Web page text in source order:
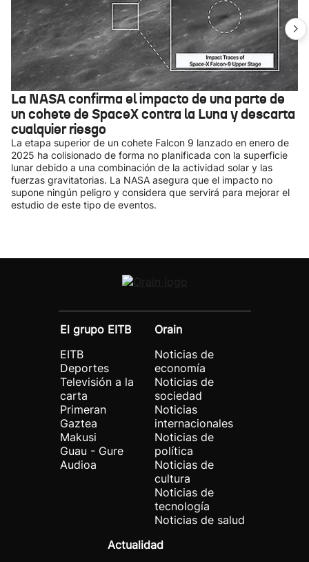
La NASA confirma el impacto de una parte de
un cohete de SpaceX contra la Luna y descarta
cualquier riesgo
La etapa superior de un cohete Falcon 9 lanzado en enero de
2025 ha colisionado de forma no planificada con la superficie
lunar debido a una combinación de la actividad solar y las
fuerzas gravitatorias. La NASA asegura que el impacto no
supone ningún peligro y considera que servirá para mejorar el
estudio de este tipo de eventos.
El grupo EITB
EITB
Deportes
Televisión a la
carta
Primeran
Gaztea
Makusi
Guau - Gure
Audioa
Orain
Noticias de
economía
Noticias de
sociedad
Noticias
internacionales
Noticias de
política
Noticias de
cultura
Noticias de
tecnología
Noticias de salud
Actualidad